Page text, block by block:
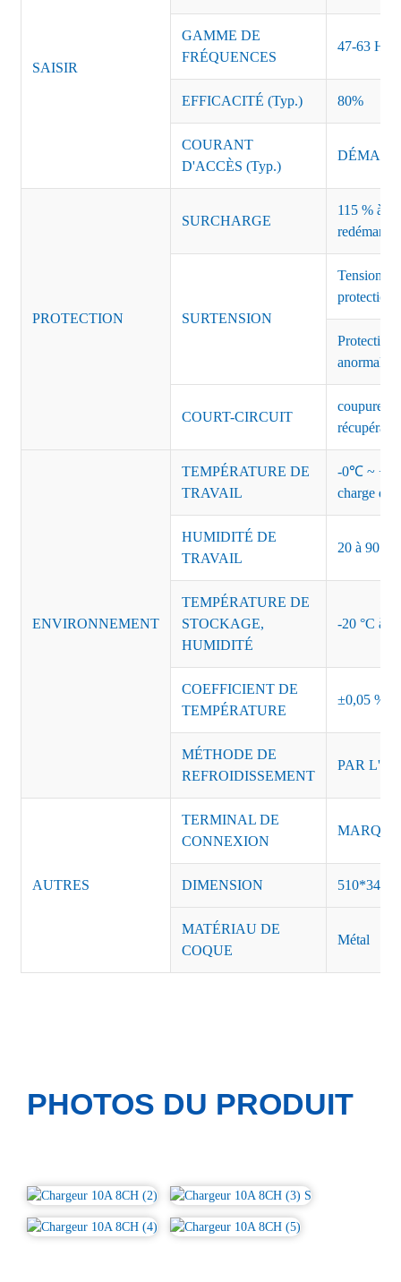
SAISIR
GAMME DE
FRÉQUENCES
47-63 Hz
EFFICACITÉ (Typ.) 80%
COURANT
D'ACCÈS (Typ.)
PROTECTION
SURCHARGE
115 % à
SURTENSION
Tension
protection
Protection
anormales
COURT-CIRCUIT
coupure
ENVIRONNEMENT
TEMPÉRATURE DE
TRAVAIL
-0℃ ~
charge de
HUMIDITÉ DE
TRAVAIL
20 à 90 %
TEMPÉRATURE DE
STOCKAGE,
HUMIDITÉ
-20 °C à
COEFFICIENT DE
TEMPÉRATURE
±0,05 %/
MÉTHODE DE
REFROIDISSEMENT
PAR
AUTRES
TERMINAL DE
CONNEXION
DIMENSION
MATÉRIAU DE
COQUE
Métal
PHOTOS DU PRODUIT